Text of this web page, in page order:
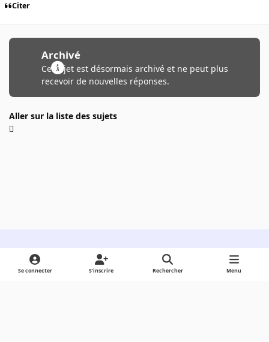
Citer
Archivé
Ce sujet est désormais archivé et ne peut plus
recevoir de nouvelles réponses.
Aller sur la liste des sujets
Light ModeDark ModeSystem Preference
Se connecter S’inscrire Rechercher Menu